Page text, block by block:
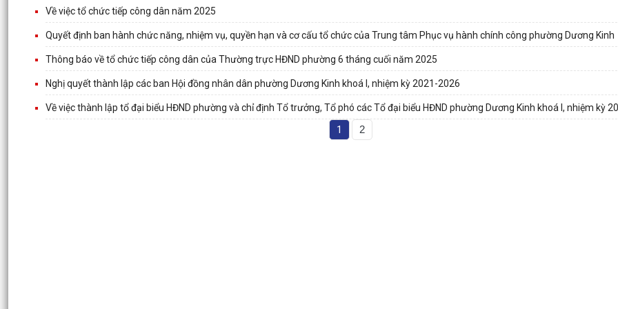
Về việc tổ chức tiếp công dân năm 2025
Quyết định ban hành chức năng, nhiệm vụ, quyền hạn và cơ cấu tổ chức của Trung tâm Phục vụ hành chính công phường Dương Kinh
Thông báo về tổ chức tiếp công dân của Thường trực HĐND phường 6 tháng cuối năm 2025
Nghị quyết thành lập các ban Hội đồng nhân dân phường Dương Kinh khoá I, nhiệm kỳ 2021-2026
Về việc thành lập tổ đại biểu HĐND phường và chỉ định Tổ trưởng, Tổ phó các Tổ đại biểu HĐND phường Dương Kinh khoá I, nhiệm kỳ
1 2